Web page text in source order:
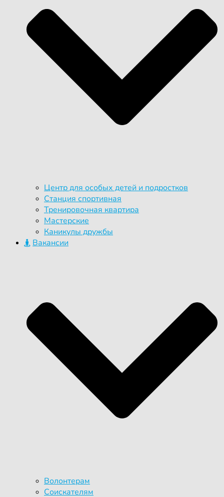
Центр для особых детей и подростков
Станция спортивная
Тренировочная квартира
Мастерские
Каникулы дружбы
Вакансии
Волонтерам
Соискателям